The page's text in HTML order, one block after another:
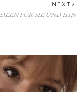
NEXT
FÜR SIE UND IHN